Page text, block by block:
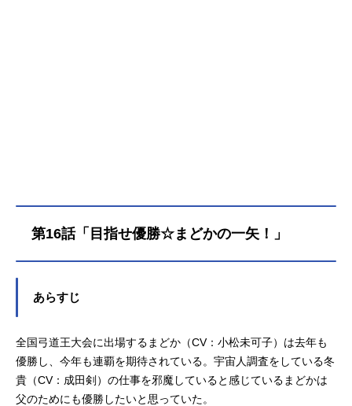
第16話「目指せ優勝☆まどかの一矢！」
あらすじ
全国弓道王大会に出場するまどか（CV：小松未可子）は去年も
優勝し、今年も連覇を期待されている。宇宙人調査をしている冬
貴（CV：成田剣）の仕事を邪魔していると感じているまどかは
父のためにも優勝したいと思っていた。